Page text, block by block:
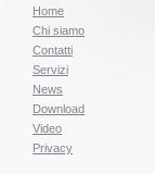
Home
Chi siamo
Contatti
Servizi
News
Download
Video
Privacy